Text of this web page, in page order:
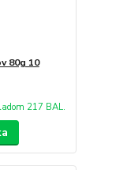
80g 10
217 BAL.